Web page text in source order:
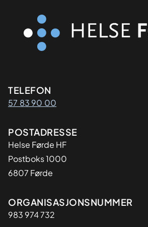
Kontaktinformasjon
TELEFON
57 83 90 00
Adresse
POSTADRESSE
Helse Førde HF
Postboks 1000
6807 Førde
Organisasjon
ORGANISASJONSNUMMER
983 974 732